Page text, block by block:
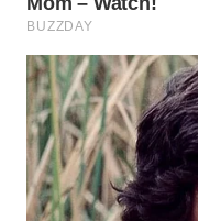
NATUNA
WN
BINTAN
WN
MANDALIKA